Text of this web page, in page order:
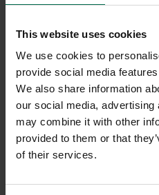
This website uses cookies
We use cookies to
provide social media
We also share information
our social media,
may combine it with other
provided to them or that
of their services.
Hyr från58kr/mån
1 i lager
Sparar miljön ca 27 kg